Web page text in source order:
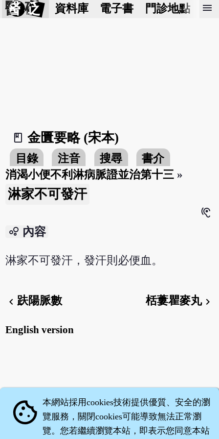
醫 砭 資料庫 電子書 門診地點 預
menu
book_2
金匱要略 (宋本)
目錄 注音 搜尋
書介
消渴小便不利淋病脈證並治第十三 »
淋家不可發汗
hearing
bubble_chart 內容
淋家不可發汗，發汗則必便血。
chevron_left趺陽脈數 栝蔞瞿麥丸chevron_right
English version
cookie 本網站採用cookies技術提供優質、安全的瀏
覽服務，關閉cookies可能導致無法正常瀏
覽。您若繼續瀏覽本站，即表示您同意本站